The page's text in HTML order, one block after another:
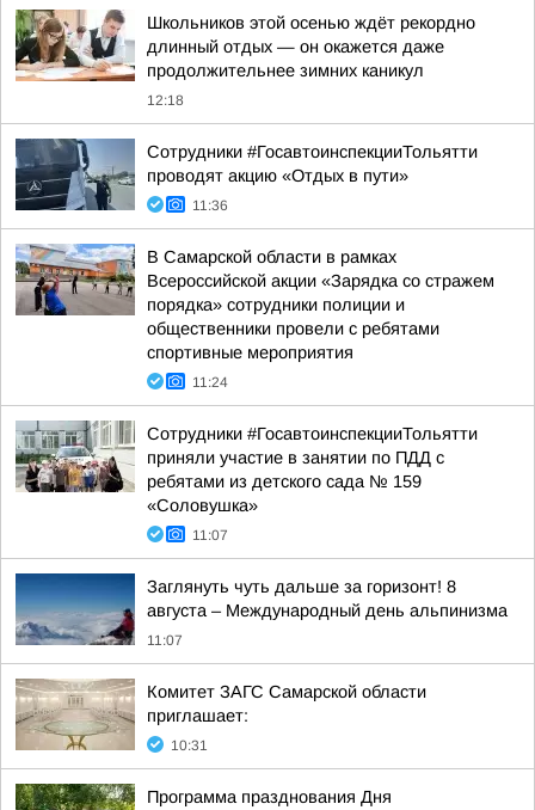
Школьников этой осенью ждёт рекордно
длинный отдых — он окажется даже
продолжительнее зимних каникул
12:18
Сотрудники #ГосавтоинспекцииТольятти
проводят акцию «Отдых в пути»
11:36
В Самарской области в рамках
Всероссийской акции «Зарядка со стражем
порядка» сотрудники полиции и
общественники провели с ребятами
спортивные мероприятия
11:24
Сотрудники #ГосавтоинспекцииТольятти
приняли участие в занятии по ПДД с
ребятами из детского сада № 159
«Соловушка»
11:07
Заглянуть чуть дальше за горизонт! 8
августа – Международный день альпинизма
11:07
Комитет ЗАГС Самарской области
приглашает:
10:31
Программа празднования Дня